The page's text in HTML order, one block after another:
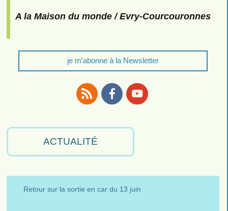
A la Maison du monde / Evry-Courcouronnes
je m'abonne à la Newsletter
ACTUALITÉ
Retour sur la sortie en car du 13 juin